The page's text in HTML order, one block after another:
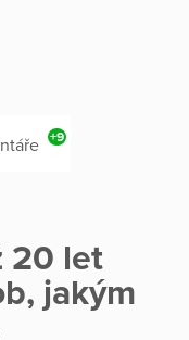
+9
20 let
jakým